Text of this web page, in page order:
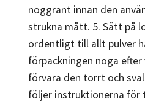
noggrant innan den
strukna mått. 5. Sätt på
ordentligt till allt pulver
förpackningen noga
förvara den torrt och
följer instruktionerna för